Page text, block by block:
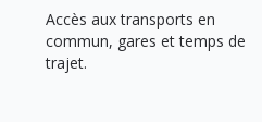
Accès aux transports en
commun, gares et temps de
trajet.